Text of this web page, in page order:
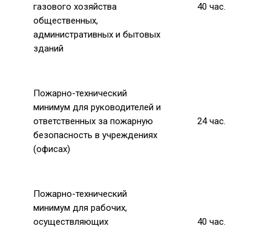
газового хозяйства
общественных,
административных и бытовых
зданий
40час.
Пожарно-технический
минимумдля руководителей и
ответственных за пожарную
безопасностьв учреждениях
(офисах)
24час.
Пожарно-технический
минимум для рабочих,
осуществляющих
40час.